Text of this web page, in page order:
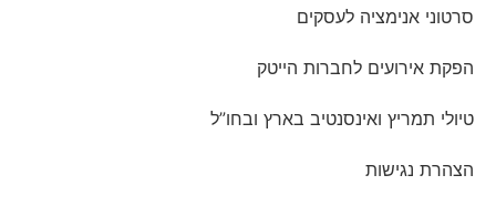
סרטוני אנימציה לעסקים
הפקת אירועים לחברות הייטק
טיולי תמריץ ואינסנטיב בארץ ובחו”ל
הצהרת נגישות